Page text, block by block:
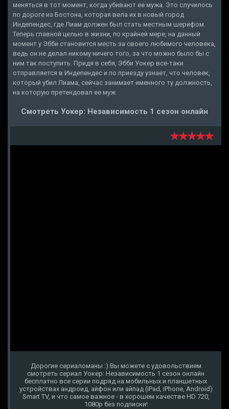
меняться в тот момент, когда убивают ее мужа. Это случилось
по дороге из Бостона, которая вела их в новый город
Индепендес, где Лиам должен был стать местным шерифом.
Теперь главной целью в жизни, по крайней мере, на данный
момент у Эбби становится месть за своего любимого человека,
ведь он не делал никому ничего того, за что можно было бы с
ним так поступить. Придя в себя, Эбби Уокер все-таки
отправляется в Индепендес и по приезду узнает, что человек,
который убил Лиама, сейчас занимает именного ту должность,
на которую претендовал ее муж.
Смотреть Уокер: Независимость 1 сезон онлайн
Дорогие сериаломаны :) Вы можете с удовольствием
смотреть сериал Уокер: Независимость 1 сезон онлайн
бесплатно все серии подряд на мобильных и планшетных
устройствах андроид, айфон или айпад (iPad, iPhone, Android)
Smart TV, и что самое важное - в хорошем качестве HD 720,
1080p без подписки!